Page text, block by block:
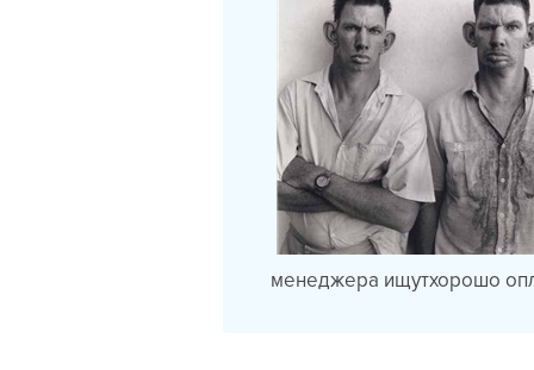
менеджера ищутхорошо